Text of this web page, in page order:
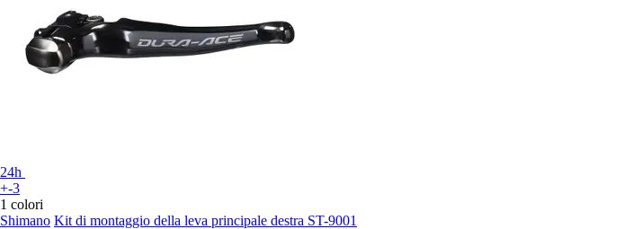
24h
+-3
1 colori
Shimano Kit di montaggio della leva principale destra ST-9001